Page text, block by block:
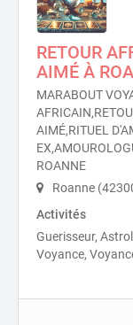
RETOUR
AIMÉ À
MARABOUT
AIMÉ,RITUEL
ROANNE
Roanne
Activités
Guerisseur,
Voyance,